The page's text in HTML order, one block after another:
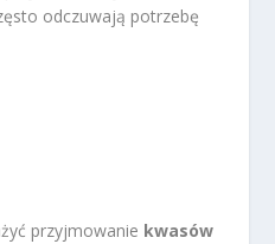
odczuwają potrzebę
przyjmowanie kwasów